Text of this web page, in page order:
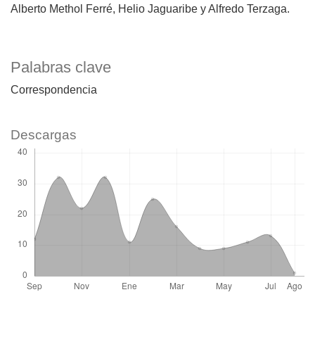
Palabras clave
Correspondencia
Alberto Methol Ferré, Helio Jaguaribe y Alfredo Terzaga.
Descargas